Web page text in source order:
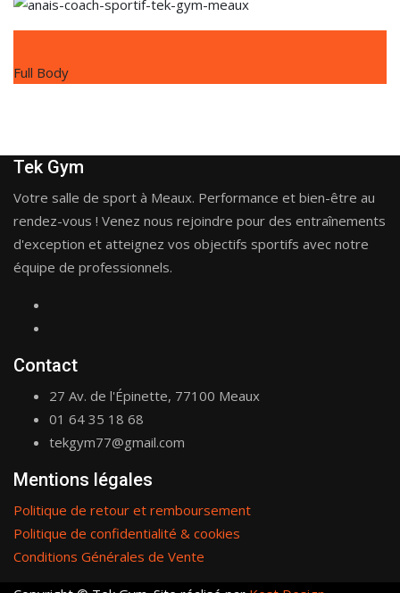
Full Body
Tek Gym
Votre salle de sport à Meaux. Performance et bien-être au
rendez-vous ! Venez nous rejoindre pour des entraînements
d'exception et atteignez vos objectifs sportifs avec notre
équipe de professionnels.
Contact
27 Av. de l'Épinette, 77100 Meaux
01 64 35 18 68
tekgym77@gmail.com
Mentions légales
Politique de retour et remboursement
Politique de confidentialité & cookies
Conditions Générales de Vente